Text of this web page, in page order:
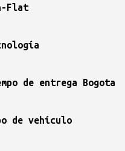
Flat
de entrega Bogota
de vehículo